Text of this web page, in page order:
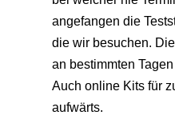
angefangen die
die wir besuchen.
an bestimmten
Auch online Kits für
aufwärts.